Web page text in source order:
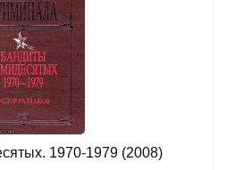
1970-1979 (2008)